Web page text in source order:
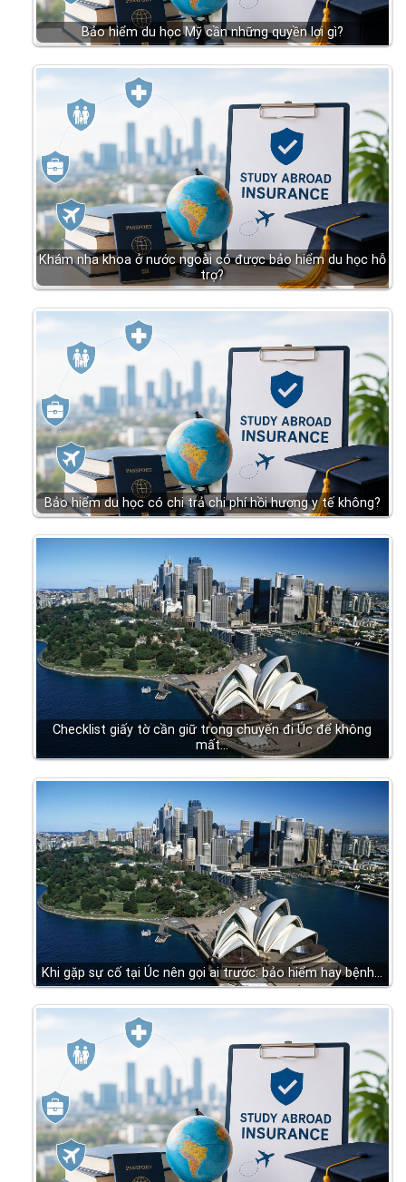
Bảo hiểm du học Mỹ cần những quyền lợi gì?
Khám nha khoa ở nước ngoài có được bảo hiểm du học hỗ
trợ?
Bảo hiểm du học có chi trả chi phí hồi hương y tế không?
Checklist giấy tờ cần giữ trong chuyến đi Úc để không
mất…
Khi gặp sự cố tại Úc nên gọi ai trước: bảo hiểm hay bệnh…